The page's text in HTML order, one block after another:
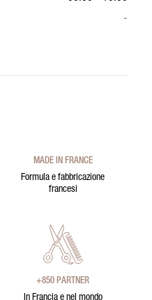
-
MADE IN FRANCE
Formula e fabbricazione
francesi
+850 PARTNER
In Francia e nel mondo